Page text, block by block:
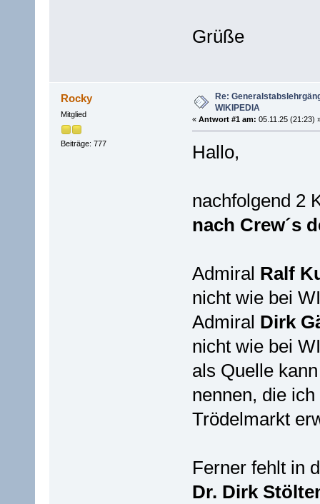
Grüße
Rocky
Mitglied
Beiträge: 777
Re:
WIKIPEDIA
« Antwort #1 am: 05.11.25 (21:23)
Hallo,
nachfolgend 2
nach Crew´s
Admiral Ralf
nicht wie bei
Admiral Dirk
nicht wie bei
als Quelle
nennen, die
Trödelmarkt
Ferner fehlt in
Dr. Dirk